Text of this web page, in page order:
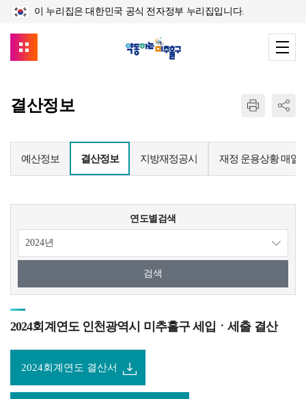
이 누리집은 대한민국 공식 전자정부 누리집입니다.
결산정보
예산정보 결산정보 지방재정공시 재정 운용상황 매일
연도별검색
2024회계연도 인천광역시 미추홀구 세입ㆍ세출 결산
2024회계연도 결산서